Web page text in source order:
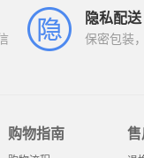
隐私配送
保密包装
购物指南